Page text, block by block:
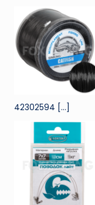
42302594 […]